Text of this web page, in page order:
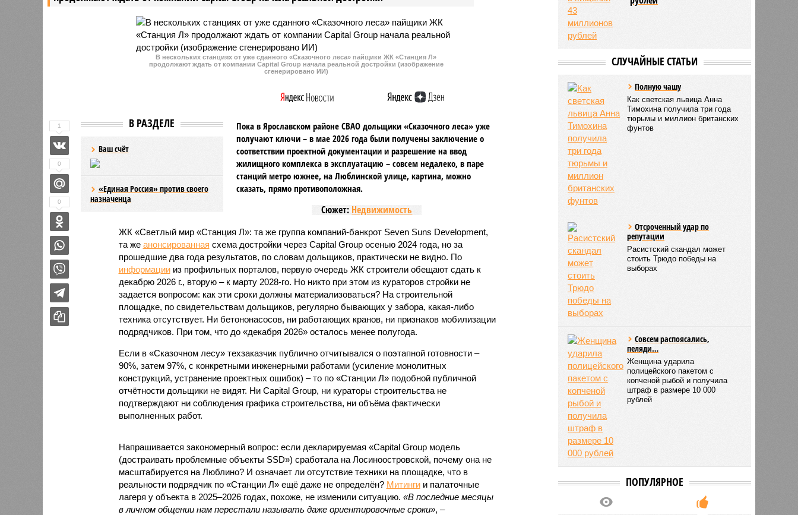
размере 15 миллионов рублей.
В нескольких станциях от уже сданного «Сказочного леса» пайщики ЖК «Станция Л»
продолжают ждать от компании Capital Group начала реальной достройки (изображение
сгенерировано ИИ)
В РАЗДЕЛЕ
Ваш счёт
«Единая Россия» против своего
назначенца
Пока в Ярославском районе СВАО дольщики «Сказочного леса» уже
получают ключи – в мае 2026 года были получены заключение о
соответствии проектной документации и разрешение на ввод
жилищного комплекса в эксплуатацию – совсем недалеко, в паре
станций метро южнее, на Люблинской улице, картина, можно
сказать, прямо противоположная.
Сюжет: Недвижимость
ЖК «Светлый мир «Станция Л»: та же группа компаний-банкрот Seven Suns Development,
та же анонсированная схема достройки через Capital Group осенью 2024 года, но за
прошедшие два года результатов, по словам дольщиков, практически не видно. По
информациииз профильных порталов, первую очередь ЖК строители обещают сдать к
декабрю 2026 г., вторую – к марту 2028-го. Но никто при этом из кураторов стройки не
задается вопросом: как эти сроки должны материализоваться? На строительной
площадке, по свидетельствам дольщиков, регулярно бывающих у забора, какая-либо
техника отсутствует. Ни бетононасосов, ни работающих кранов, ни признаков мобилизации
подрядчиков. При том, что до «декабря 2026» осталось менее полугода.
Если в «Сказочном лесу» техзаказчик публично отчитывался о поэтапной готовности –
90%, затем 97%, с конкретными инженерными работами (усиление монолитных
конструкций, устранение проектных ошибок) – то по «Станции Л» подобной публичной
отчётности дольщики не видят. Ни Capital Group, ни кураторы строительства не
подтверждают ни соблюдения графика строительства, ни объёма фактически
выполненных работ.
Напрашивается закономерный вопрос: если декларируемая «Capital Group модель
(достраивать проблемные объекты SSD») сработала на Лосиноостровской, почему она не
масштабируется на Люблино? И означает ли отсутствие техники на площадке, что в
реальности подрядчик по «Станции Л» ещё даже не определён? Митингии палаточные
лагеря у объекта в 2025–2026 годах, похоже, не изменили ситуацию. «В последние месяцы
в личном общении нам перестали называть даже ориентировочные сроки», –
1
0
0
СЛУЧАЙНЫЕ СТАТЬИ
Полную чашу
Как светская львица Анна
Тимохина получила три года
тюрьмы и миллион британских
фунтов
Отсроченный удар по
репутации
Расистский скандал может
стоить Трюдо победы на
выборах
Совсем распоясались,
пеляди…
Женщина ударила
полицейского пакетом с
копченой рыбой и получила
штраф в размере 10 000
рублей
ПОПУЛЯРНОЕ